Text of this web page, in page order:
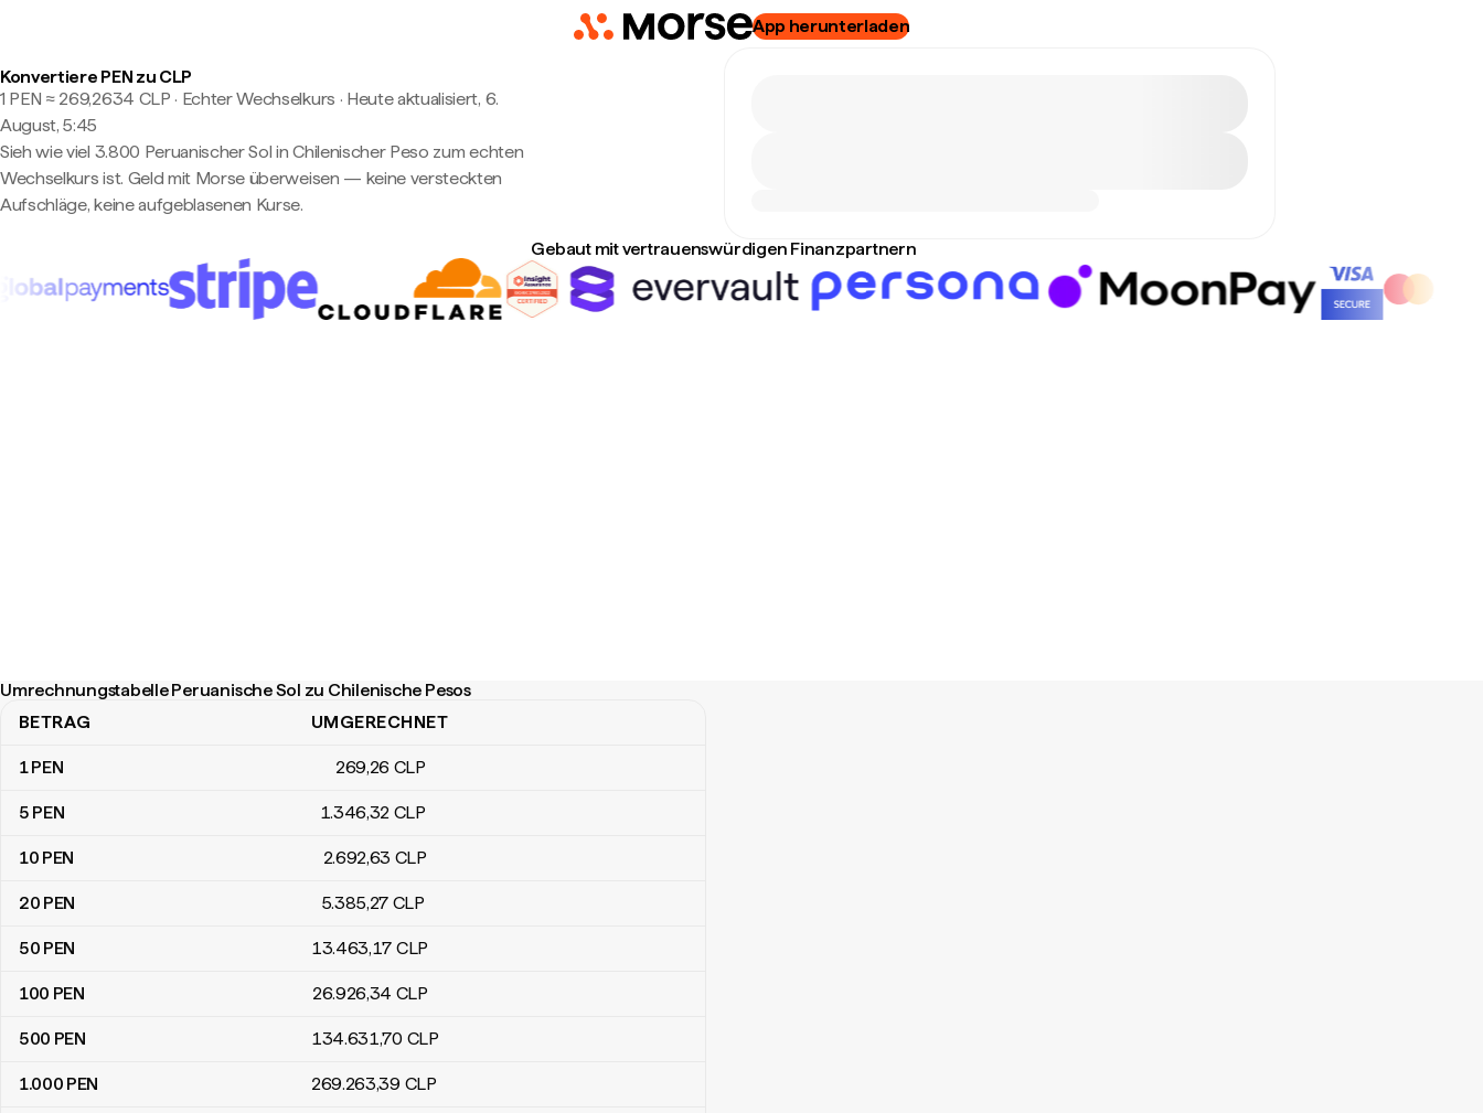
App herunterladen
Konvertiere PEN zu CLP
1 PEN ≈ 269,2634 CLP · Echter Wechselkurs · Heute aktualisiert, 6.
August, 5:45
Sieh wie viel 3.800 Peruanischer Sol in Chilenischer Peso zum echten
Wechselkurs ist. Geld mit Morse überweisen — keine versteckten
Aufschläge, keine aufgeblasenen Kurse.
Gebaut mit vertrauenswürdigen Finanzpartnern
Umrechnungstabelle Peruanische Sol zu Chilenische Pesos
Umrechnungstabelle Peruanische Sol zu Chilenische Pesos
BETRAG UMGERECHNET
1PEN 269,26 CLP
5 PEN 1.346,32 CLP
10 PEN 2.692,63 CLP
20 PEN 5.385,27 CLP
50 PEN 13.463,17 CLP
100 PEN 26.926,34 CLP
500 PEN 134.631,70 CLP
1.000 PEN 269.263,39 CLP